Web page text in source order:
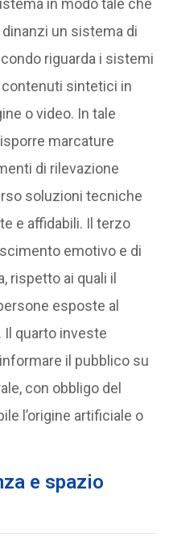
un sistema di
riguarda i sistemi
sintetici in
o video. In tale
marcature
di rilevazione
soluzioni tecniche
e affidabili. Il terzo
emotivo e di
rispetto ai quali il
esposte al
quarto investe
il pubblico su
con obbligo del
l’origine artificiale o
e spazio